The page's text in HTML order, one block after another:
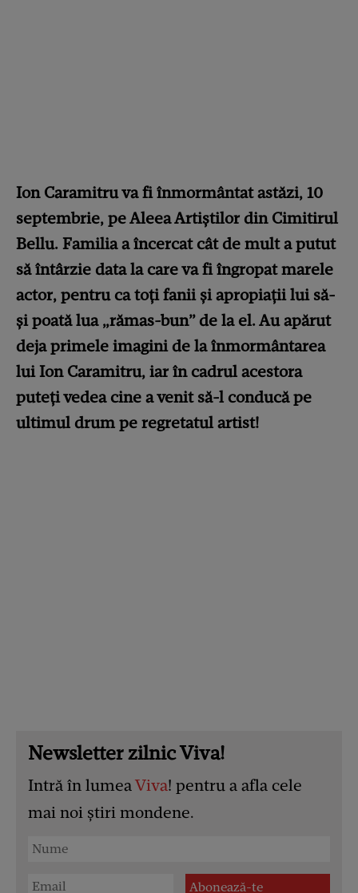
Ion Caramitru va fi înmormântat astăzi, 10
septembrie, pe Aleea Artiştilor din Cimitirul
Bellu. Familia a încercat cât de mult a putut
să întârzie data la care va fi îngropat marele
actor, pentru ca toți fanii și apropiații lui să-
și poată lua „rămas-bun” de la el. Au apărut
deja primele imagini de la înmormântarea
lui Ion Caramitru, iar în cadrul acestora
puteți vedea cine a venit să-l conducă pe
ultimul drum pe regretatul artist!
Newsletter zilnic Viva!
Intră în lumeaViva! pentru a afla cele
mai noi știri mondene.